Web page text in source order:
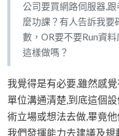
公司要買網路伺服器,
麼功課？有人告訴我要
數，OR要不要Run資
這樣做嗎？
我覺得是有必要,雖然感
單位溝通清楚,到底這個
術立場或想法去做,畢竟
我們發揮能力去建議及規